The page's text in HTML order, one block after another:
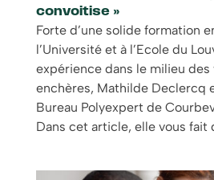
convoitise »
Forte d’une solide formation
l’Université et à l’Ecole du
expérience dans le milieu des
enchères, Mathilde Declercq
Bureau Polyexpert de
Dans cet article, elle vous fait